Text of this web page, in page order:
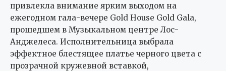
привлекла внимание ярким выходом на
ежегодном гала-вечере Gold House Gold Gala,
прошедшем в Музыкальном центре Лос-
Анджелеса. Исполнительница выбрала
эффектное блестящее платье черного цвета с
прозрачной кружевной вставкой,